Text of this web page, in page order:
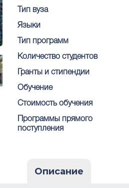
Тип вуза
Языки
Тип программ
Количество студентов
Гранты и стипендии
Обучение
Стоимость обучения
Программы прямого
поступления
Описание